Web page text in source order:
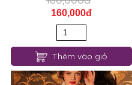
160,000đ
Thêm vào giỏ